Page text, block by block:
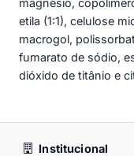
etila (1:1), celulose
macrogol,
fumarato de sódio,
dióxido de titânio e
Institucional